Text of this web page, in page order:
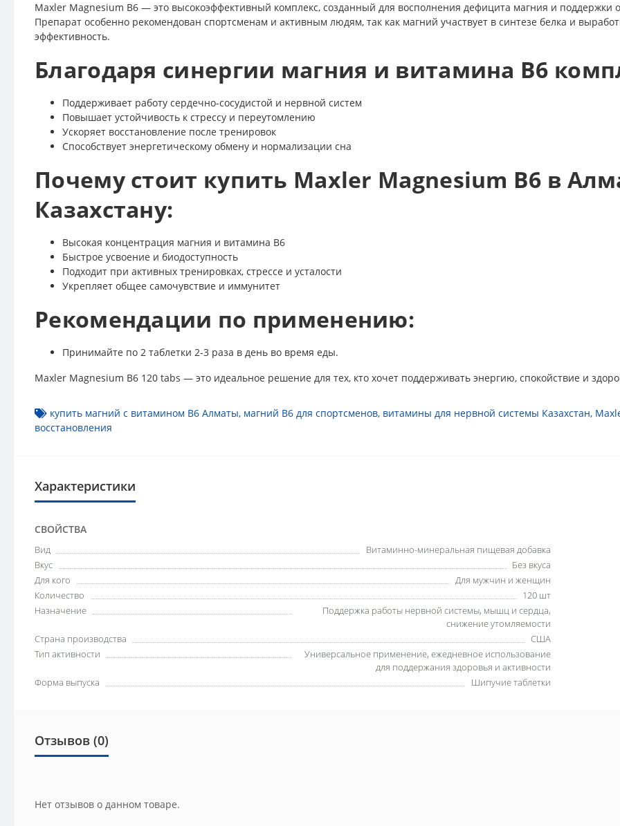
Maxler Magnesium B6 — это высокоэффективный комплекс, созданный для восполнения дефицита магния и поддержки
Препарат особенно рекомендован спортсменам и активным людям, так как магний участвует в синтезе белка и
эффективность.
Благодаря синергии магния и витамина B6
Поддерживает работу сердечно-сосудистой и нервной систем
Повышает устойчивость к стрессу и переутомлению
Ускоряет восстановление после тренировок
Способствует энергетическому обмену и нормализации сна
Почему стоит купить Maxler Magnesium B6 в
Казахстану:
Высокая концентрация магния и витамина B6
Быстрое усвоение и биодоступность
Подходит при активных тренировках, стрессе и усталости
Укрепляет общее самочувствие и иммунитет
Рекомендации по применению:
Принимайте по 2 таблетки 2-3 раза в день во время еды.
Maxler Magnesium B6 120 tabs — это идеальное решение для тех, кто хочет поддерживать энергию, спокойствие и
купить магний с витамином B6 Алматы, магний B6 для спортсменов, витамины для нервной системы Казахстан,
восстановления
Характеристики
СВОЙСТВА
Вид
Витаминно-минеральная пищевая добавка
Вкус
Без вкуса
Для кого
Для мужчин и женщин
Количество
120 шт
Назначение
Поддержка работы нервной системы, мышц и сердца,
снижение утомляемости
Страна производства
США
Тип активности
Универсальное применение, ежедневное использование
для поддержания здоровья и активности
Форма выпуска
Шипучие таблетки
Отзывов (0)
Нет отзывов о данном товаре.